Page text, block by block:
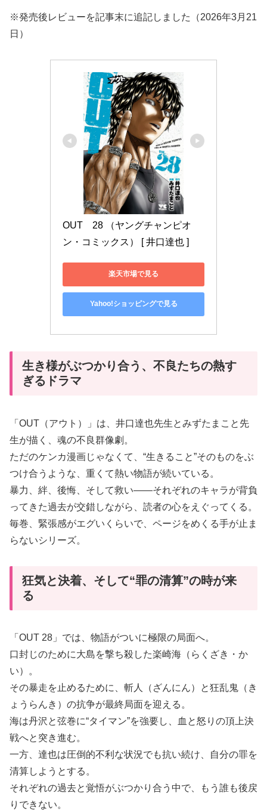
※発売後レビューを記事末に追記しました（2026年3月21
日）
OUT　28 （ヤングチャンピオ
ン・コミックス） [ 井口達也 ]
楽天市場で見る
Yahoo!ショッピングで見る
生き様がぶつかり合う、不良たちの熱す
ぎるドラマ
「OUT（アウト）」は、井口達也先生とみずたまこと先
生が描く、魂の不良群像劇。
ただのケンカ漫画じゃなくて、“生きること”そのものをぶ
つけ合うような、重くて熱い物語が続いている。
暴力、絆、後悔、そして救い——それぞれのキャラが背負
ってきた過去が交錯しながら、読者の心をえぐってくる。
毎巻、緊張感がエグいくらいで、ページをめくる手が止ま
らないシリーズ。
狂気と決着、そして“罪の清算”の時が来
る
「OUT 28」では、物語がついに極限の局面へ。
口封じのために大島を撃ち殺した楽崎海（らくざき・か
い）。
その暴走を止めるために、斬人（ざんにん）と狂乱鬼（き
ょうらんき）の抗争が最終局面を迎える。
海は丹沢と弦巻に“タイマン”を強要し、血と怒りの頂上決
戦へと突き進む。
一方、達也は圧倒的不利な状況でも抗い続け、自分の罪を
清算しようとする。
それぞれの過去と覚悟がぶつかり合う中で、もう誰も後戻
りできない。